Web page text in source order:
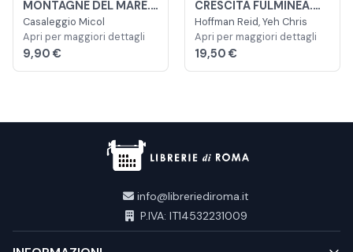
MONTAGNE DEL MARE.
17 ITINERARI IN LIGURIA
Casaleggio Micol
Apri per maggiori dettagli
9,90 €
CRESCITA FULMINEA.
COME CREARE AZIENDE
DI ENORME VALORE
ALLA VELOCITÀ DELLA
LUCE
Hoffman Reid, Yeh Chris
Apri per maggiori dettagli
19,50 €
info@libreriediroma.it
P.IVA: IT14532231009